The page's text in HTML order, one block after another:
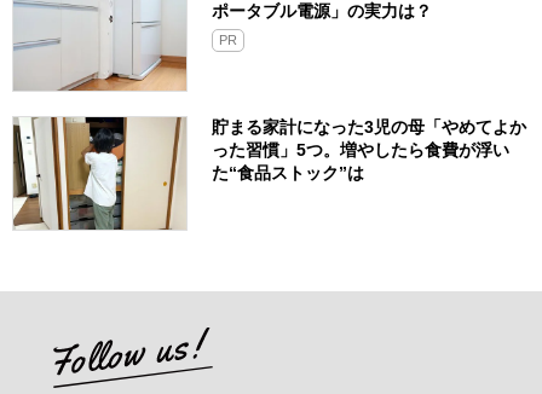
ポータブル電源」の実力は？​
PR
貯まる家計になった3児の母「やめてよか
った習慣」5つ。増やしたら食費が浮い
た“食品ストック”は